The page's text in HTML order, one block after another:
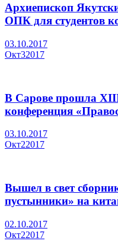
Архиепископ
ОПК для студентов
03.10.2017
Окт32017
В Сарове прошла XIII
конференция
03.10.2017
Окт22017
Вышел в свет
пустынники» на
02.10.2017
Окт22017